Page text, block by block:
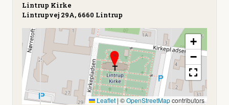
Lintrup Kirke
Lintrupvej 29A, 6660 Lintrup
+
−
Leaflet | ©OpenStreetMapcontributors